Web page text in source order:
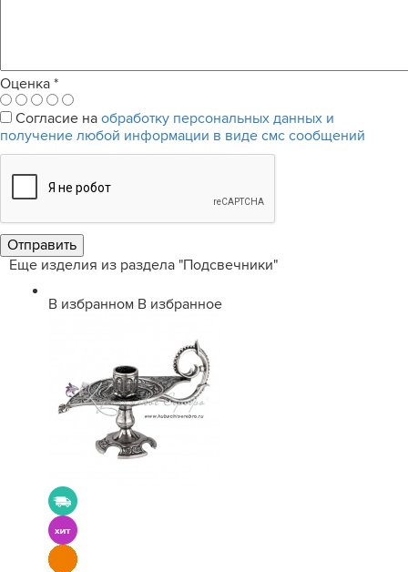
Оценка *
Согласие на обработку персональных данных и
получение любой информации в виде смс сообщений
Еще изделия из раздела "Подсвечники"
В избранном В избранное